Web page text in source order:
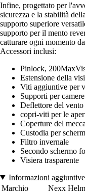
Infine, progettato per
sicurezza e la stabilità
supporto superiore
supporto per il mento
catturare ogni momento
Accessori inclusi:
Pinlock,
Estensione della
Viti aggiuntive per
Supporti per
Deflettore del vento
copri-viti per le
Coperture del
Custodia per
Filtro invernale
Secondo schermo
Visiera trasparente
Informazioni aggiuntive
Marchio
Nexx